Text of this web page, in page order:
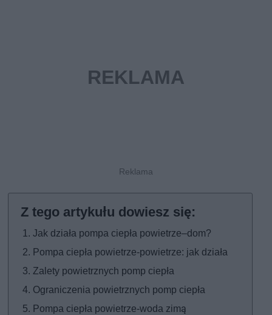
Jak działa pompa ciepła powietrze–dom?
Pompa ciepła powietrze-powietrze: jak działa
Zalety powietrznych pomp ciepła
Ograniczenia powietrznych pomp ciepła
Pompa ciepła powietrze-woda zimą